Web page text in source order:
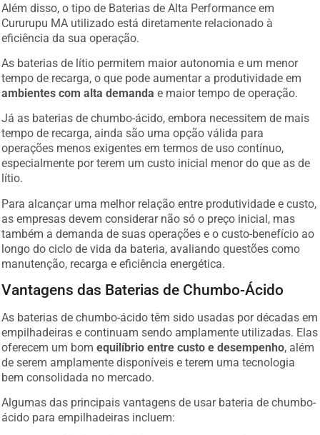
Além disso, o tipo de Baterias de Alta Performance em
Cururupu MA utilizado está diretamente relacionado à
eficiência da sua operação.
As baterias de lítio permitem maior autonomia e um menor
tempo de recarga, o que pode aumentar a produtividade em
ambientes com alta demanda e maior tempo de operação.
Já as baterias de chumbo-ácido, embora necessitem de mais
tempo de recarga, ainda são uma opção válida para
operações menos exigentes em termos de uso contínuo,
especialmente por terem um custo inicial menor do que as de
lítio.
Para alcançar uma melhor relação entre produtividade e custo,
as empresas devem considerar não só o preço inicial, mas
também a demanda de suas operações e o custo-benefício ao
longo do ciclo de vida da bateria, avaliando questões como
manutenção, recarga e eficiência energética.
Vantagens das Baterias de Chumbo-Ácido
As baterias de chumbo-ácido têm sido usadas por décadas em
empilhadeiras e continuam sendo amplamente utilizadas. Elas
oferecem um bomequilíbrio entre custo e desempenho, além
de serem amplamente disponíveis e terem uma tecnologia
bem consolidada no mercado.
Algumas das principais vantagens de usar bateria de chumbo-
ácido para empilhadeiras incluem: